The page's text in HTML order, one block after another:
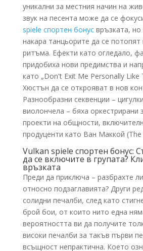
уникални за местния начин на
звук на песента може да се
spiele спортен бонусвръзката, но
накара танцьорите да се
ритъма. Ефекти като огледало,
придобиха нови предимства и
като „Don't Exit Me Personally Like
Хюстън да се открояват в нов
Разнообразни секвенции –
виолончела – бяха оркестрирани
проекти на общности,
продуценти като Ван Маккой
Vulkan spiele спортен бонус:
да се включите в групата?
връзката
Преди да приключа – разбрахте
относно подзаглавията? Други
солидни печалби, след като
брой бои, от които нито една
вероятността ви да получите
високи печалби за такъв първи
всъщност непрактична. Което